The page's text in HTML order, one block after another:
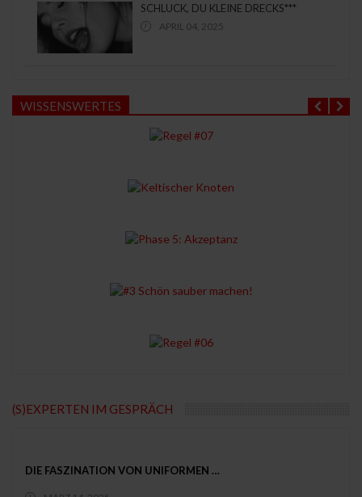
SCHLUCK, DU KLEINE DRECKS***
APRIL 04, 2025
WISSENSWERTES
(S)EXPERTEN IM GESPRÄCH
DIE FASZINATION VON UNIFORMEN …